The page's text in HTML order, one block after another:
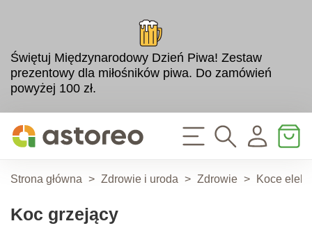
Świętuj Międzynarodowy Dzień Piwa! Zestaw
prezentowy dla miłośników piwa. Do zamówień
powyżej 100 zł.
Strona główna > Zdrowie i uroda > Zdrowie > Koce
Koc grzejący